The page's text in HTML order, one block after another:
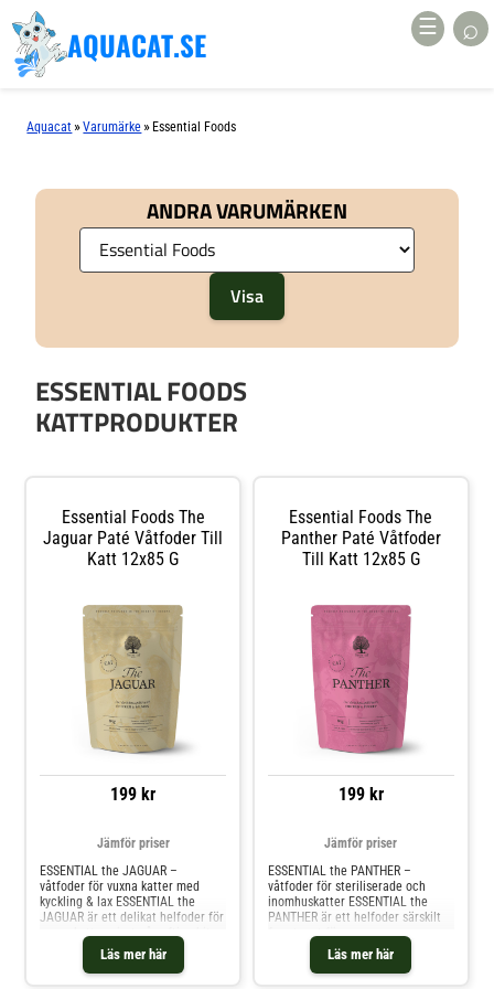
AQUACAT.SE ☰ ⌕
Aquacat »Varumärke » Essential Foods
ANDRA VARUMÄRKEN
ESSENTIAL FOODS
KATTPRODUKTER
Essential Foods The
Jaguar Paté Våtfoder Till
Katt 12x85 G
199 kr
Läs mer här
Jämför priser
ESSENTIAL the JAGUAR –
våtfoder för vuxna katter med
kyckling & lax ESSENTIAL the
JAGUAR är ett delikat helfoder för
av kycklingfilé och fin lax i en
tjock, härlig sås. Ett smakrikt mål
som fungerar lika bra som
Essential Foods The
Panther Paté Våtfoder
Till Katt 12x85 G
199 kr
Läs mer här
Jämför priser
ESSENTIAL the PANTHER –
våtfoder för steriliserade och
inomhuskatter ESSENTIAL the
PANTHER är ett helfoder särskilt
steriliserade/kastrerade katter
samt inomhuskatter och/eller
mindre aktiva katter. Med saftiga